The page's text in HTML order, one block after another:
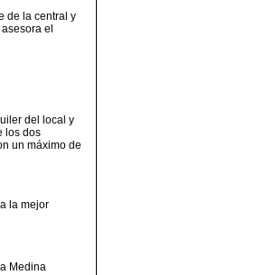
de la central y
el
del local y
los dos
un máximo de
la mejor
Medina